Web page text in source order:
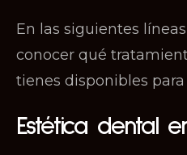
En las siguientes
conocer qué
tienes disponibles para
Estética dental